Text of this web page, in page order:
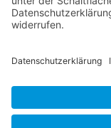
AGB
Kontakt
Das Möbeltaxi -